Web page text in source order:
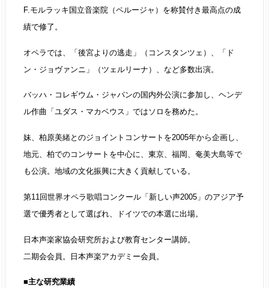
F.モルラッキ国立音楽院（ペルージャ）を称賛付き最高点の成
績で修了。
オペラでは、「後宮よりの逃走」（コンスタンツェ）、「ド
ン・ジョヴァンニ」（ツェルリーナ）、など多数出演。
バッハ・コレギウム・ジャパンの国内外公演に参加し、ヘンデ
ル作曲「ユダス・マカベウス」ではソロを務めた。
妹、柏原美緒とのジョイントコンサートを2005年から企画し、
地元、柏でのコンサートを中心に、東京、福岡、奄美大島等で
も公演。地域の文化振興に大きく貢献している。
第11回世界オペラ歌唱コンクール「新しい声2005」のアジア予
選で優秀者として選ばれ、ドイツでの本選に出場。
日本声楽家協会研究所および教育センター講師。
二期会会員。日本声楽アカデミー会員。
■主な研究業績